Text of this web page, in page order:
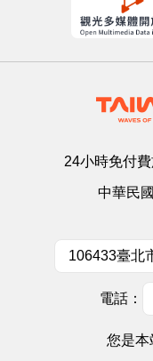
24小時免付費
中華民
106433臺北
電話：
您是本